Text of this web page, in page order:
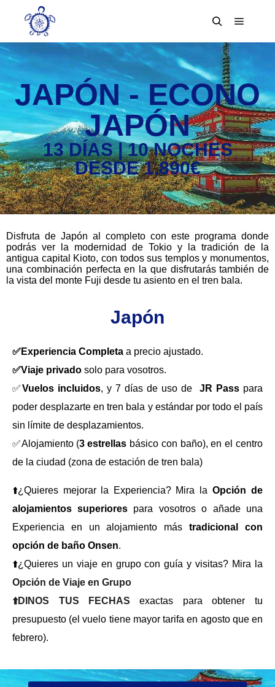
JAPÓN - ECONO
JAPÓN
13 DÍAS | 10 NOCHES
DESDE 1.890€
Disfruta de Japón al completo con este programa donde
podrás ver la modernidad de Tokio y la tradición de la
antigua capital Kioto, con todos sus templos y monumentos,
una combinación perfecta en la que disfrutarás también de
la vista del monte Fuji desde tu asiento en el tren bala.
Japón
✅Experiencia Completa a precio ajustado.
✅Viaje privado solo para vosotros.
✅Vuelos incluidos, y 7 días de uso de JR Pass para
poder desplazarte en tren bala y estándar por todo el país
sin límite de desplazamientos.
✅Alojamiento (3 estrellas básico con baño), en el centro
de la ciudad (zona de estación de tren bala)
⬆️¿Quieres mejorar la Experiencia? Mira la Opción de
alojamientos superiores para vosotros o añade una
Experiencia en un alojamiento más tradicional con
opción de baño Onsen.
⬆️¿Quieres un viaje en grupo con guía y visitas? Mira la
Opción de Viaje en Grupo
⬆️DINOS TUS FECHAS
exactas para obtener tu
presupuesto (el vuelo tiene mayor tarifa en agosto que en
febrero).